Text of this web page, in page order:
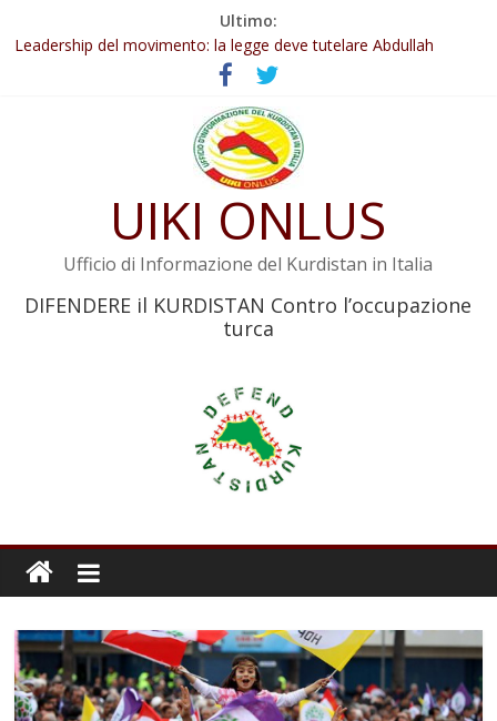
Ultimo:
Abdullah Öcalan: Le legge negativa deve essere trasformata in
legge positiva
Leadership del movimento: la legge deve tutelare Abdullah
Commissione donne del KNK: Şengal è di nuovo sotto minaccia
Non tenere conto della situazione di Rêber Apo ostacolerebbe
Il KNK chiede un’azione internazionale contro i crimini di guerra
UIKI ONLUS
Ufficio di Informazione del Kurdistan in Italia
DIFENDERE il KURDISTAN Contro l’occupazione
turca